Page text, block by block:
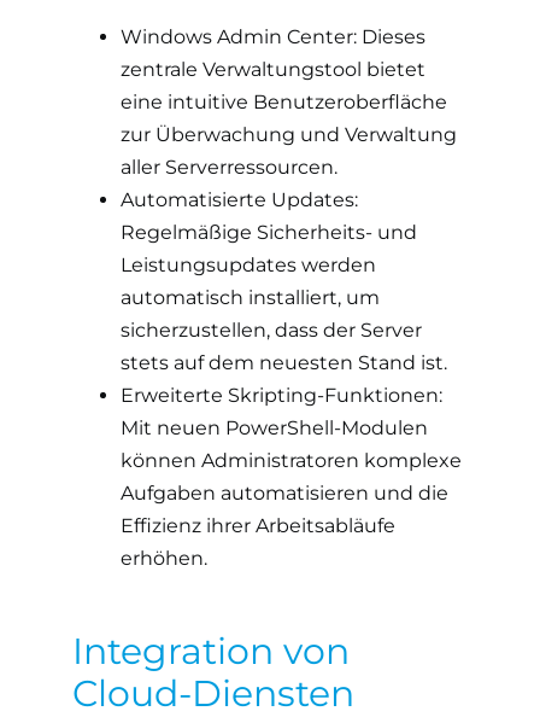
Windows Admin Center: Dieses
zentrale Verwaltungstool bietet
eine intuitive Benutzeroberfläche
zur Überwachung und Verwaltung
aller Serverressourcen.
Automatisierte Updates:
Regelmäßige Sicherheits- und
Leistungsupdates werden
automatisch installiert, um
sicherzustellen, dass der Server
stets auf dem neuesten Stand ist.
Erweiterte Skripting-Funktionen:
Mit neuen PowerShell-Modulen
können Administratoren komplexe
Aufgaben automatisieren und die
Effizienz ihrer Arbeitsabläufe
erhöhen.
Integration von
Cloud-Diensten